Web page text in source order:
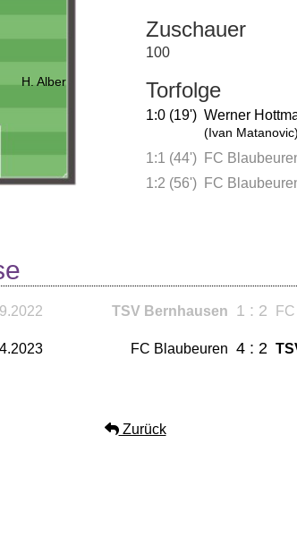
H. Alber
Zuschauer
100
Torfolge
1:0 (19') Werner
(Ivan Matanovic)
1:1 (44')
FC
1:2 (56')
FC
TSV Bernhausen 1 : 2
FC Blaubeuren 4 : 2
Zurück